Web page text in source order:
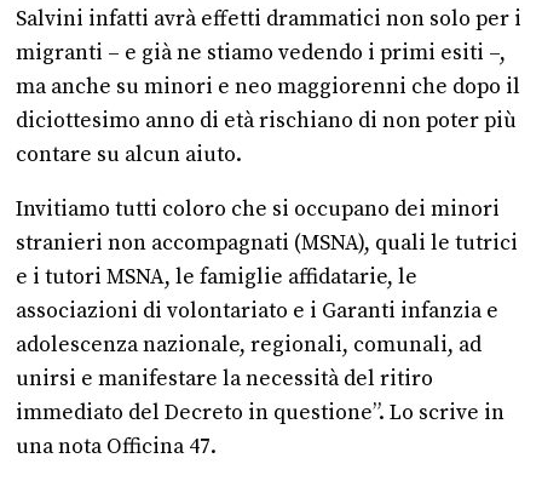
Salvini infatti avrà effetti drammatici non solo per i
migranti – e già ne stiamo vedendo i primi esiti –,
ma anche su minori e neo maggiorenni che dopo il
diciottesimo anno di età rischiano di non poter più
contare su alcun aiuto.
Invitiamo tutti coloro che si occupano dei minori
stranieri non accompagnati (MSNA), quali le tutrici
e i tutori MSNA, le famiglie affidatarie, le
associazioni di volontariato e i Garanti infanzia e
adolescenza nazionale, regionali, comunali, ad
unirsi e manifestare la necessità del ritiro
immediato del Decreto in questione”. Lo scrive in
una nota Officina 47.